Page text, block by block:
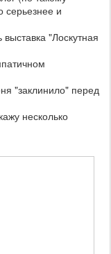
серьезнее и
"Лоскутная
"заклинило" перед
несколько